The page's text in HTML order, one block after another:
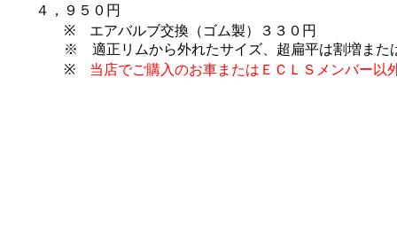
４，９５０円
※ エアバルブ交換（ゴム製）３３０円
※ 適正リムから外れたサイズ、超扁平は割増また
※ 当店でご購入のお車またはＥＣＬＳメンバー以